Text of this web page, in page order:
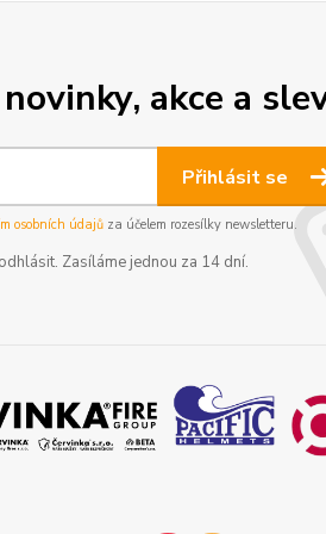
akce a
Přihlásit se
osobních údajůza účelem rozesílky newsletteru.
Zasíláme jednou za 14 dní.